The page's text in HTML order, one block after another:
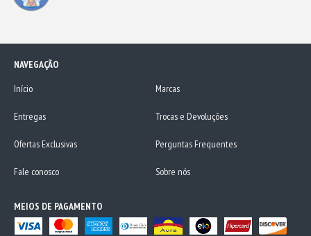
NAVEGAÇÃO
Início
Marcas
Entregas Trocas e Devoluções
Ofertas Exclusivas Perguntas Frequentes
Fale conosco Sobre nós
MEIOS DE PAGAMENTO